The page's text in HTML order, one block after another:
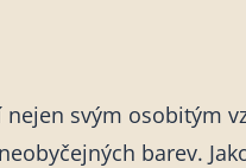
nejen svým osobitým
barev.